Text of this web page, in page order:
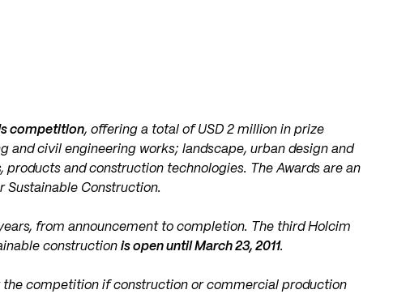
competition, offering a total of USD 2 million in prize
and civil engineering works; landscape, urban design and
and construction technologies. The Awards are an
Construction.
from announcement to completion. The third Holcim
constructionis open until March 23, 2011.
competition if construction or commercial production